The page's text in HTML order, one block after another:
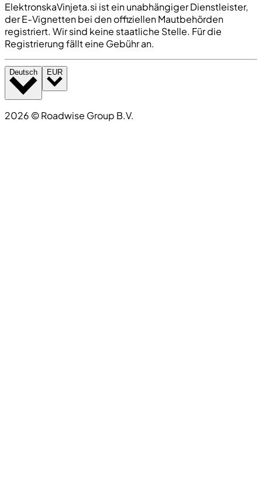
ElektronskaVinjeta.si ist ein unabhängiger Dienstleister,
der E-Vignetten bei den offiziellen Mautbehörden
registriert. Wir sind keine staatliche Stelle. Für die
Registrierung fällt eine Gebühr an.
Deutsch EUR
2026 ©Roadwise Group B.V.